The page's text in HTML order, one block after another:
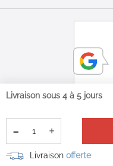
Livraison sous 4 à 5 jours
- +
Livraison offerte